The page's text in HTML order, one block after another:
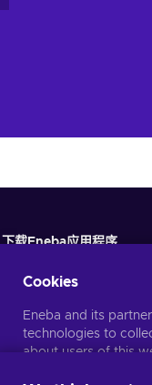
下载Eneba应用程序
Cookies
Eneba and its
technologies to
about users of this